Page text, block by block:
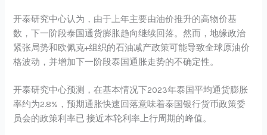
开泰研究中心认为，由于上年主要由油价推升的高物价基
数，下一阶段泰国通货膨胀趋向继续回落。然而，地缘政治
紧张局势和欧佩克+组织的石油减产政策可能导致全球原油价
格波动，并增加下一阶段泰国通胀走势的不确定性。
开泰研究中心预测，在基本情况下2023年泰国平均通货膨胀
率约为2.8%，预期通胀快速回落意味着泰国银行货币政策委
员会的政策利率已 接近本轮利率上行周期的峰值。